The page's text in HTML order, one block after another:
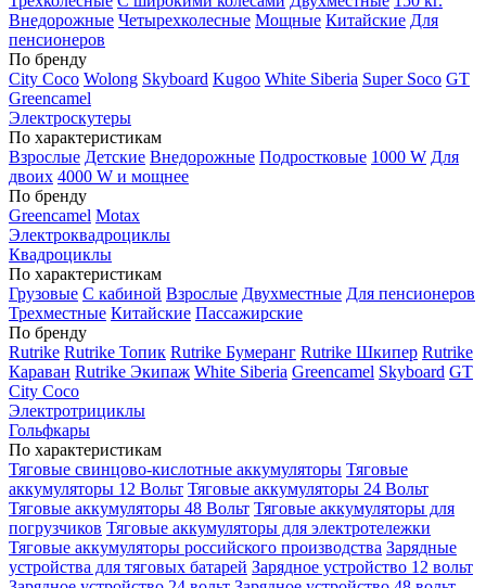
Внедорожные Четырехколесные Мощные Китайские Для
пенсионеров
По бренду
City Coco Wolong Skyboard Kugoo White Siberia Super Soco GT
Greencamel
Электроскутеры
По характеристикам
Взрослые Детские Внедорожные Подростковые 1000 W Для
двоих 4000 W и мощнее
По бренду
Greencamel Motax
Электроквадроциклы
Квадроциклы
По характеристикам
Грузовые С кабиной Взрослые Двухместные Для пенсионеров
Трехместные Китайские Пассажирские
По бренду
Rutrike Rutrike Топик Rutrike Бумеранг Rutrike Шкипер Rutrike
Караван Rutrike Экипаж White Siberia Greencamel Skyboard GT
City Coco
Электротрициклы
Гольфкары
По характеристикам
Тяговые свинцово-кислотные аккумуляторы Тяговые
аккумуляторы 12 Вольт Тяговые аккумуляторы 24 Вольт
Тяговые аккумуляторы 48 Вольт Тяговые аккумуляторы для
погрузчиков Тяговые аккумуляторы для электротележки
Тяговые аккумуляторы российского производства Зарядные
устройства для тяговых батарей Зарядное устройство 12 вольт